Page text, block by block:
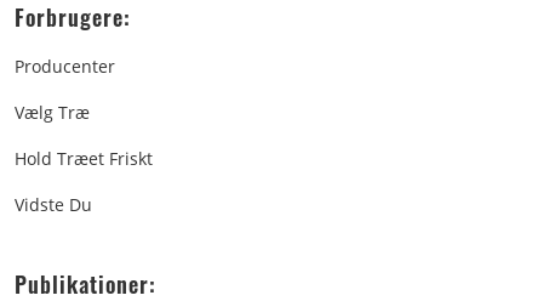
Forbrugere:
Producenter
Vælg Træ
Hold Træet Friskt
Vidste Du
Publikationer: